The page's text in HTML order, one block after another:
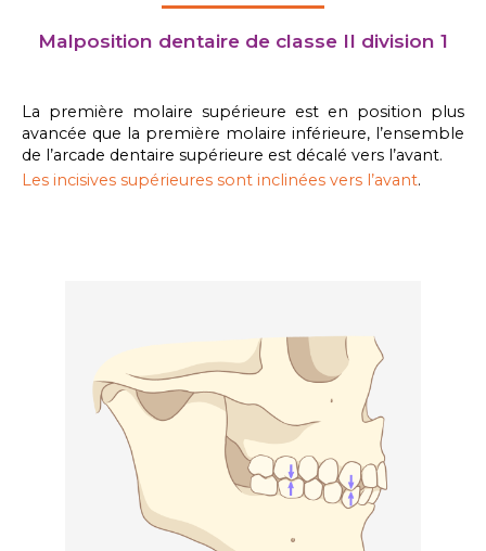
Malposition dentaire de classe II division 1
La première molaire supérieure est en position plus
avancée que la première molaire inférieure, l’ensemble
de l’arcade dentaire supérieure est décalé vers l’avant.
Les incisives supérieures sont inclinées vers l’avant.